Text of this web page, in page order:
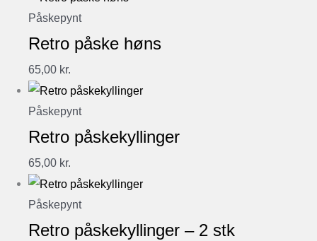
Påskepynt
Retro påske høns
65,00 kr.
Påskepynt
Retro påskekyllinger
65,00 kr.
Påskepynt
Retro påskekyllinger – 2 stk